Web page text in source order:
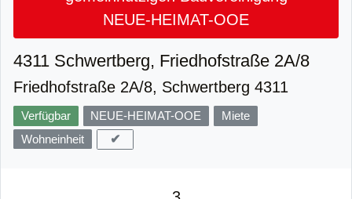
NEUE-HEIMAT-OOE
4311 Schwertberg, Friedhofstraße 2A/8
Friedhofstraße 2A/8, Schwertberg 4311
Verfügbar NEUE-HEIMAT-OOE
Miete
Wohneinheit
✔